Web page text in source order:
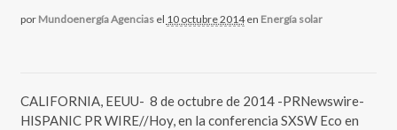
por Mundoenergía Agencias el 10 octubre 2014 en Energía solar
CALIFORNIA, EEUU- 8 de octubre de 2014 -PRNewswire-
HISPANIC PR WIRE//Hoy, en la conferencia SXSW Eco en